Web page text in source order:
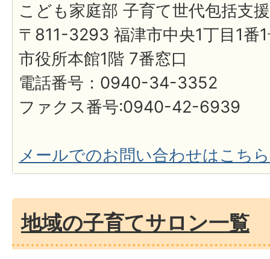
こども家庭部 子育て世代包括支
〒811-3293 福津市中央1丁目1番
市役所本館1階 7番窓口
電話番号：0940-34-3352
ファクス番号:0940-42-6939
メールでのお問い合わせはこちら
地域の子育てサロン一覧